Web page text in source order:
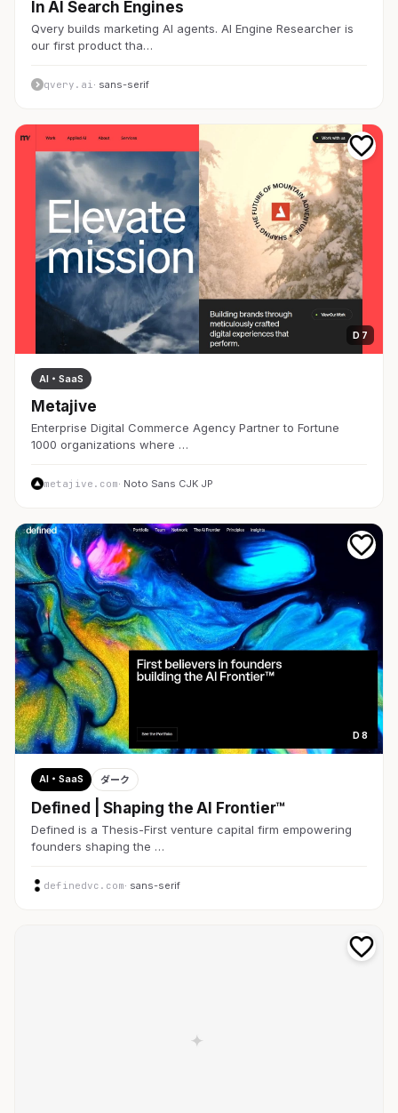
In AI Search Engines
Qvery builds marketing AI agents. AI Engine Researcher is
our first product tha…
qvery.ai · sans-serif
D 7
AI・SaaS
Metajive
Enterprise Digital Commerce Agency Partner to Fortune
1000 organizations where …
metajive.com· Noto Sans CJK JP
D 8
AI・SaaS ダーク
Defined | Shaping the AI Frontier™
Defined is a Thesis-First venture capital firm empowering
founders shaping the …
definedvc.com· sans-serif